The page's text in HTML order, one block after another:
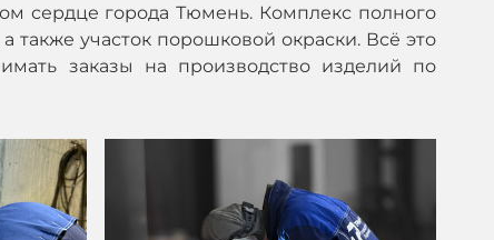
сердце города Тюмень. Комплекс полного
также участок порошковой окраски. Всё это
заказы на производство изделий по